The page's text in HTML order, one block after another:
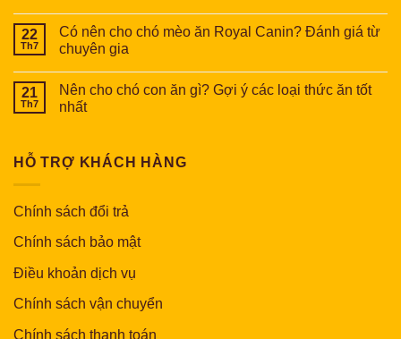
22
Th7
Có nên cho chó mèo ăn Royal Canin? Đánh giá từ
chuyên gia
21
Th7
Nên cho chó con ăn gì? Gợi ý các loại thức ăn tốt
nhất
HỖ TRỢ KHÁCH HÀNG
Chính sách đổi trả
Chính sách bảo mật
Điều khoản dịch vụ
Chính sách vận chuyển
Chính sách thanh toán